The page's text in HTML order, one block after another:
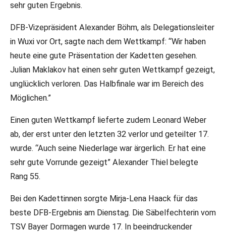
sehr guten Ergebnis.
DFB-Vizepräsident Alexander Böhm, als Delegationsleiter
in Wuxi vor Ort, sagte nach dem Wettkampf: “Wir haben
heute eine gute Präsentation der Kadetten gesehen.
Julian Maklakov hat einen sehr guten Wettkampf gezeigt,
unglücklich verloren. Das Halbfinale war im Bereich des
Möglichen.”
Einen guten Wettkampf lieferte zudem Leonard Weber
ab, der erst unter den letzten 32 verlor und geteilter 17.
wurde. “Auch seine Niederlage war ärgerlich. Er hat eine
sehr gute Vorrunde gezeigt” Alexander Thiel belegte
Rang 55.
Bei den Kadettinnen sorgte Mirja-Lena Haack für das
beste DFB-Ergebnis am Dienstag. Die Säbelfechterin vom
TSV Bayer Dormagen wurde 17. In beeindruckender